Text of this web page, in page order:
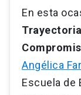
En esta
Angélica
Escuela de